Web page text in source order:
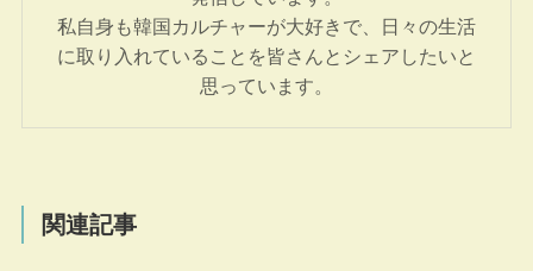
私自身も韓国カルチャーが大好きで、日々の生活
に取り入れていることを皆さんとシェアしたいと
思っています。
関連記事